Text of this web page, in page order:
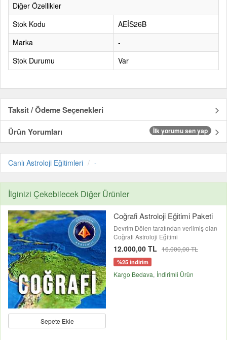
Diğer Özellikler
Stok Kodu
AEİS26B
Marka
-
Stok Durumu
Var
Taksit / Ödeme Seçenekleri
Ürün Yorumları
İlk yorumu sen yap
Canlı Astroloji Eğitimleri -
İlginizi Çekebilecek Diğer Ürünler
Sepete Ekle
Coğrafi Astroloji Eğitimi Paketi
Devrim Dölen tarafından verilmiş olan
Coğrafi Astroloji Eğitimi
12.000,00 TL 16.000,00 TL
%25 indirim
Kargo Bedava İndirimli Ürün